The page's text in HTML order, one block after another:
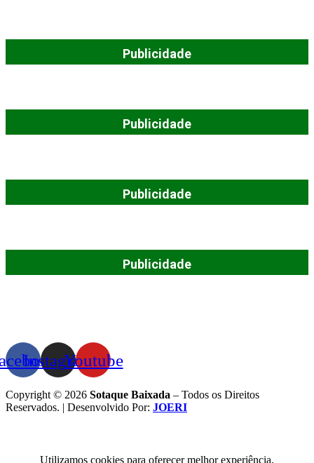
Publicidade
Publicidade
Publicidade
Publicidade
InstagramYoutube
Copyright © 2026 Sotaque Baixada – Todos os Direitos
Reservados. | Desenvolvido Por: JOERI
Utilizamos cookies para oferecer melhor experiência,